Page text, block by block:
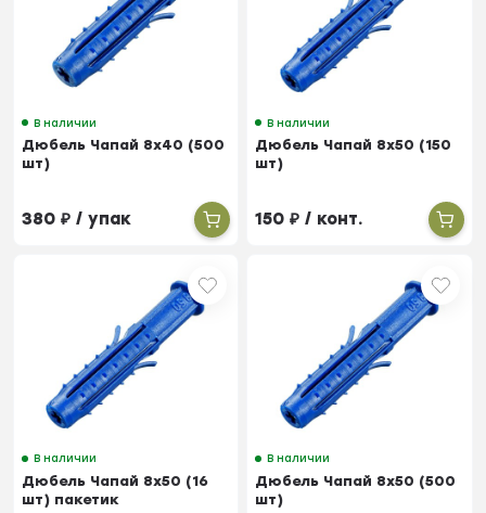
В наличии
Дюбель Чапай 8х40 (500
шт)
380₽ / упак
В наличии
Дюбель Чапай 8х50 (150
шт)
150₽ / конт.
В наличии
Дюбель Чапай 8х50 (16
шт) пакетик
В наличии
Дюбель Чапай 8х50 (500
шт)